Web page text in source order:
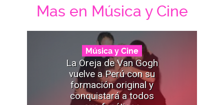
Mas en Música y Cine
Música y Cine
La Oreja de Van Gogh
vuelve a Perú con su
formación original y
conquistará a todos